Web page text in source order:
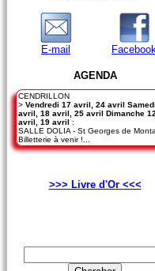
E-mail Facebook
AGENDA
CENDRILLON
> Vendredi 17 avril, 24 avril
avril, 18 avril, 25 avril Dimanche
avril, 19 avril :
SALLE DOLIA - St Georges de
Billetterie à venir !...
>>> Livre d'Or <<<